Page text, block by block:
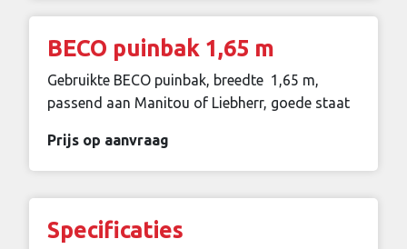
BECO puinbak 1,65 m
Gebruikte BECO puinbak, breedte 1,65 m,
passend aan Manitou of Liebherr, goede staat
Prijs op aanvraag
Specificaties